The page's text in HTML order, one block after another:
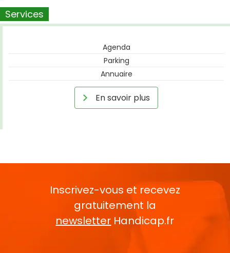
Services
Agenda
Parking
Annuaire
En savoir plus
Inscrivez-vous et recevez
gratuitement la
newsletter Handicap.fr